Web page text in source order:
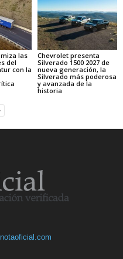
las
del
con la
Chevrolet presenta
Silverado 1500 2027 de
nueva generación, la
Silverado más poderosa
y avanzada de la
historia